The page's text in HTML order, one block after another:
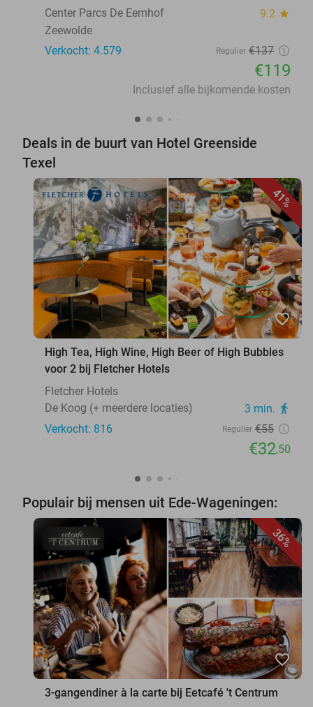
Center Parcs De Eemhof
9.2 star
Zeewolde
Verkocht: 4.579
Regulier €137
€119
Inclusief alle bijkomende kosten
Deals in de buurt van Hotel Greenside
Texel
41%
favorite_border
High Tea, High Wine, High Beer of High Bubbles
voor 2 bij Fletcher Hotels
Fletcher Hotels
De Koog (+ meerdere locaties)
3 min. directions_walk
Verkocht: 816 Regulier €55
€32,50
Populair bij mensen uit Ede-Wageningen:
36%
favorite_border
3-gangendiner à la carte bij Eetcafé 't Centrum